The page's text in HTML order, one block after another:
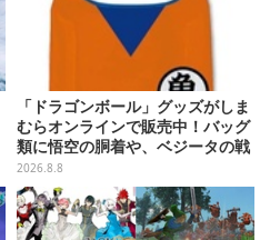
「ドラゴンボール」グッズがしま
むらオンラインで販売中！バッグ
類に悟空の胴着や、ベジータの戦
闘服を大胆デザイン
2026.8.8